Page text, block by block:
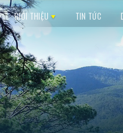
GIỚI THIỆU TIN TỨC